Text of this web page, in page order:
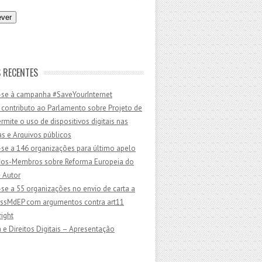
à campanha #SaveYourInternet
contributo ao Parlamento sobre Projeto de
o uso de dispositivos digitais nas
e Arquivos públicos
se a 146 organizações para último apelo
Membros sobre Reforma Europeia do
Autor
a 55 organizações no envio de carta a
com argumentos contra art11
e Direitos Digitais – Apresentação